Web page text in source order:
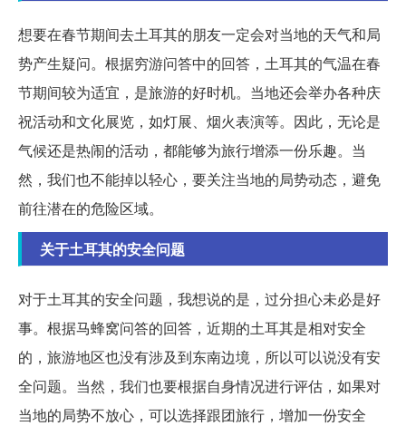
想要在春节期间去土耳其的朋友一定会对当地的天气和局
势产生疑问。根据穷游问答中的回答，土耳其的气温在春
节期间较为适宜，是旅游的好时机。当地还会举办各种庆
祝活动和文化展览，如灯展、烟火表演等。因此，无论是
气候还是热闹的活动，都能够为旅行增添一份乐趣。当
然，我们也不能掉以轻心，要关注当地的局势动态，避免
前往潜在的危险区域。
关于土耳其的安全问题
对于土耳其的安全问题，我想说的是，过分担心未必是好
事。根据马蜂窝问答的回答，近期的土耳其是相对安全
的，旅游地区也没有涉及到东南边境，所以可以说没有安
全问题。当然，我们也要根据自身情况进行评估，如果对
当地的局势不放心，可以选择跟团旅行，增加一份安全